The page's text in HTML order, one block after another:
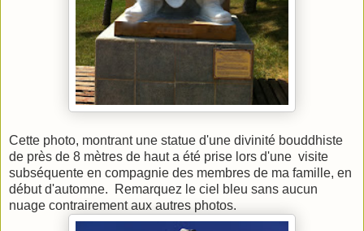
Cette photo, montrant une statue d'une divinité bouddhiste
de près de 8 mètres de haut a été prise lors d'une visite
subséquente en compagnie des membres de ma famille, en
début d'automne. Remarquez le ciel bleu sans aucun
nuage contrairement aux autres photos.